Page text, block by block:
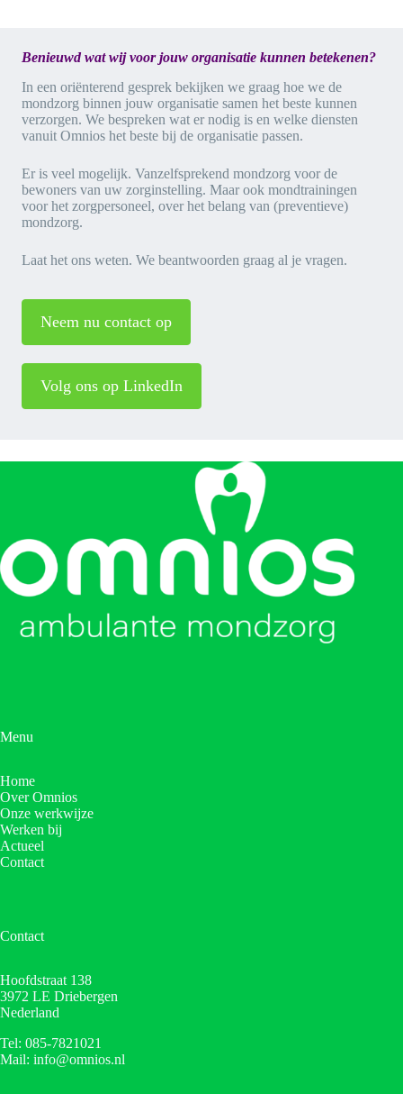
Benieuwd wat wij voor jouw organisatie kunnen betekenen?
In een oriënterend gesprek bekijken we graag hoe we de
mondzorg binnen jouw organisatie samen het beste kunnen
verzorgen. We bespreken wat er nodig is en welke diensten
vanuit Omnios het beste bij de organisatie passen.
Er is veel mogelijk. Vanzelfsprekend mondzorg voor de
bewoners van uw zorginstelling. Maar ook mondtrainingen
voor het zorgpersoneel, over het belang van (preventieve)
mondzorg.
Laat het ons weten. We beantwoorden graag al je vragen.
Neem nu contact op
Volg ons op LinkedIn
Menu
Home
Over Omnios
Onze werkwijze
Werken bij
Actueel
Contact
Contact
Hoofdstraat 138
3972 LE Driebergen
Nederland
Tel: 085-7821021
Mail: info@omnios.nl